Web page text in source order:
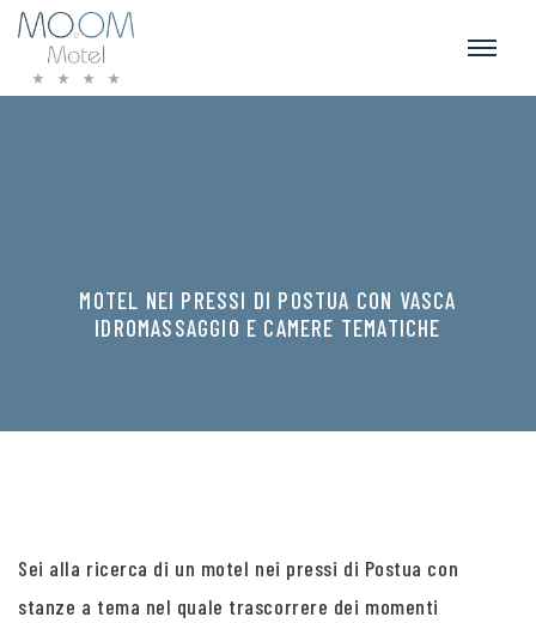
MOTEL NEI PRESSI DI POSTUA CON VASCA
IDROMASSAGGIO E CAMERE TEMATICHE
Sei alla ricerca di un motel nei pressi di Postua con
stanze a tema nel quale trascorrere dei momenti